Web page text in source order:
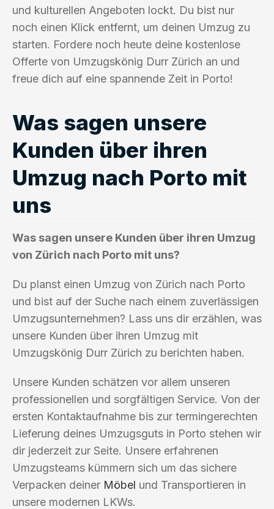
und kulturellen Angeboten lockt. Du bist nur
noch einen Klick entfernt, um deinen Umzug zu
starten. Fordere noch heute deine kostenlose
Offerte von Umzugskönig Durr Zürich an und
freue dich auf eine spannende Zeit in Porto!
Was sagen unsere
Kunden über ihren
Umzug nach Porto mit
uns
Was sagen unsere Kunden über ihren Umzug
von Zürich nach Porto mit uns?
Du planst einen Umzug von Zürich nach Porto
und bist auf der Suche nach einem zuverlässigen
Umzugsunternehmen? Lass uns dir erzählen, was
unsere Kunden über ihren Umzug mit
Umzugskönig Durr Zürich zu berichten haben.
Unsere Kunden schätzen vor allem unseren
professionellen und sorgfältigen Service. Von der
ersten Kontaktaufnahme bis zur termingerechten
Lieferung deines Umzugsguts in Porto stehen wir
dir jederzeit zur Seite. Unsere erfahrenen
Umzugsteams kümmern sich um das sichere
Verpacken deiner Möbel und Transportieren in
unsere modernen LKWs.